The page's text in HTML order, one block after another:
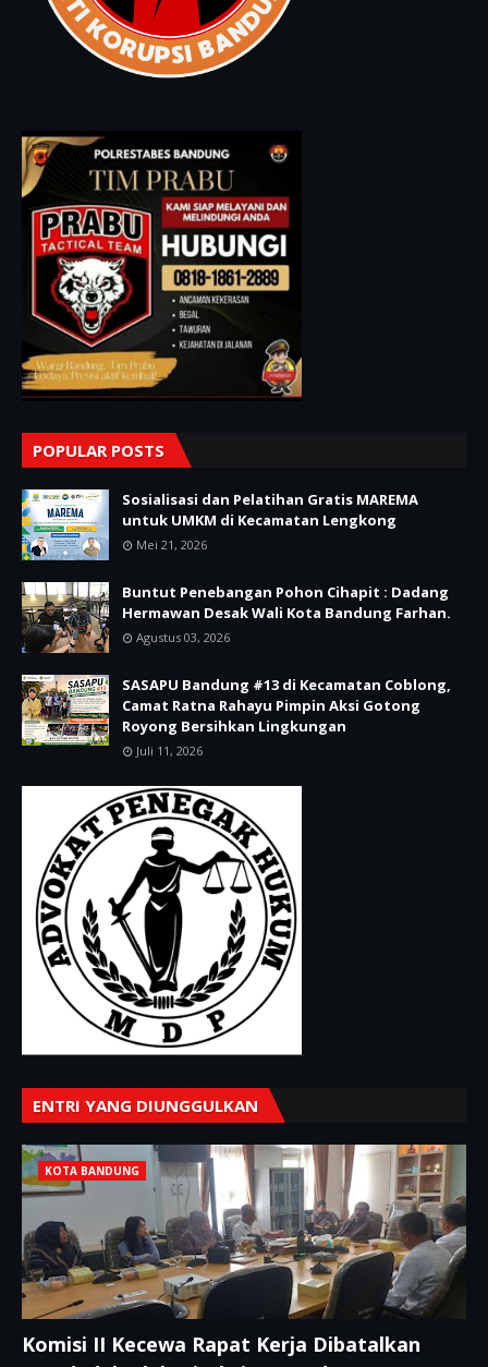
POPULAR POSTS
Sosialisasi dan Pelatihan Gratis MAREMA
untuk UMKM di Kecamatan Lengkong
Mei 21, 2026
Buntut Penebangan Pohon Cihapit : Dadang
Hermawan Desak Wali Kota Bandung Farhan.
Agustus 03, 2026
SASAPU Bandung #13 di Kecamatan Coblong,
Camat Ratna Rahayu Pimpin Aksi Gotong
Royong Bersihkan Lingkungan
Juli 11, 2026
ENTRI YANG DIUNGGULKAN
KOTA BANDUNG
Komisi II Kecewa Rapat Kerja Dibatalkan